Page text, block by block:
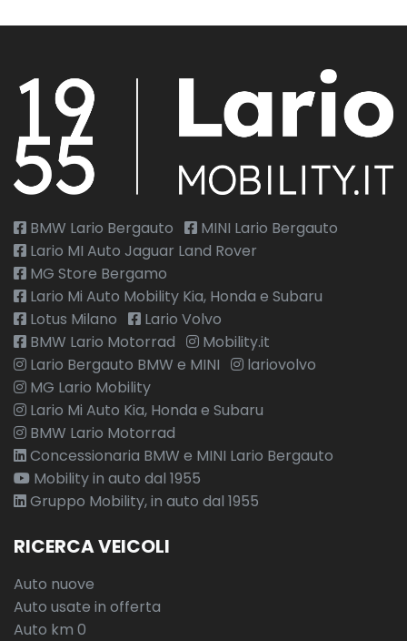
BMW Lario Bergauto
MINI Lario Bergauto
Lario MI Auto Jaguar Land Rover
MG Store Bergamo
Lario Mi Auto Mobility Kia, Honda e Subaru
Lotus Milano
Lario Volvo
BMW Lario Motorrad
Mobility.it
Lario Bergauto BMW e MINI
lariovolvo
MG Lario Mobility
Lario Mi Auto Kia, Honda e Subaru
BMW Lario Motorrad
Concessionaria BMW e MINI Lario Bergauto
Mobility in auto dal 1955
Gruppo Mobility, in auto dal 1955
RICERCA VEICOLI
Auto nuove
Auto usate in offerta
Auto km 0